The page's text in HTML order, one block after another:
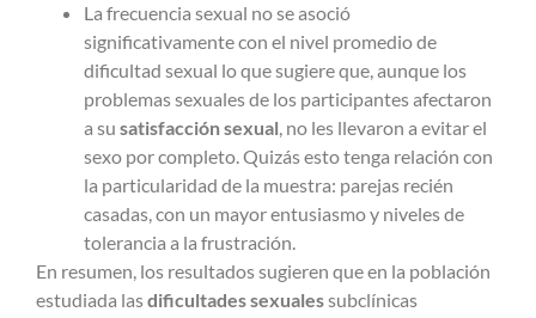
La frecuencia sexual no se asoció
significativamente con el nivel promedio de
dificultad sexual lo que sugiere que, aunque los
problemas sexuales de los participantes afectaron
a su satisfacción sexual , no les llevaron a evitar el
sexo por completo. Quizás esto tenga relación con
la particularidad de la muestra: parejas recién
casadas, con un mayor entusiasmo y niveles de
tolerancia a la frustración.
En resumen, los resultados sugieren que en la población
estudiada lasdificultades sexualessubclínicas